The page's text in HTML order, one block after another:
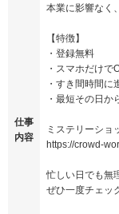
仕事
内容
本業に影響なく
【特徴】
・登録無料
・スマホだけで
・すき間時間に
・最短その日か
ミステリーショ
https://crowd-
忙しい日でも無
ぜひ一度チェッ